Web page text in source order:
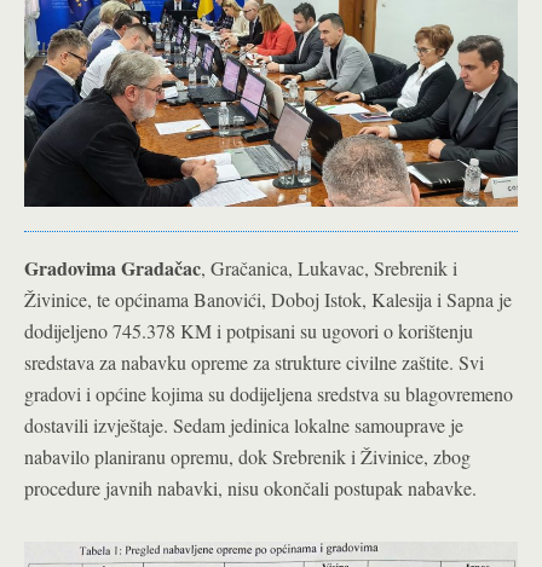
Gradovima Gradačac, Gračanica, Lukavac, Srebrenik i
Živinice, te općinama Banovići, Doboj Istok, Kalesija i Sapna je
dodijeljeno 745.378 KM i potpisani su ugovori o korištenju
sredstava za nabavku opreme za strukture civilne zaštite. Svi
gradovi i općine kojima su dodijeljena sredstva su blagovremeno
dostavili izvještaje. Sedam jedinica lokalne samouprave je
nabavilo planiranu opremu, dok Srebrenik i Živinice, zbog
procedure javnih nabavki, nisu okončali postupak nabavke.